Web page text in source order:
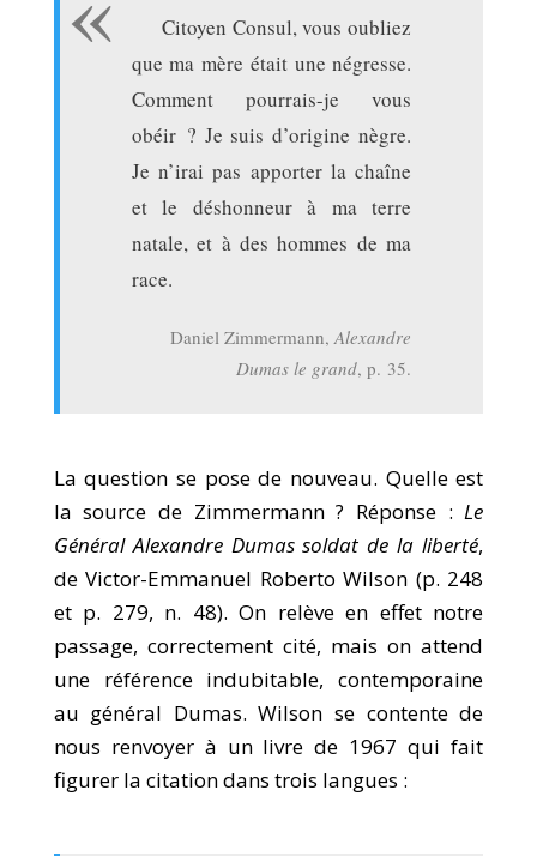
Citoyen Consul, vous oubliez
que ma mère était une négresse.
Comment pourrais-je vous
obéir ? Je suis d’origine nègre.
Je n’irai pas apporter la chaîne
et le déshonneur à ma terre
natale, et à des hommes de ma
race.
Daniel Zimmermann,Alexandre
Dumas le grand, p. 35.
La question se pose de nouveau. Quelle est
la source de Zimmermann ? Réponse :Le
Général Alexandre Dumas soldat de la liberté,
de Victor-Emmanuel Roberto Wilson (p. 248
et p. 279, n. 48). On relève en effet notre
passage, correctement cité, mais on attend
une référence indubitable, contemporaine
au général Dumas. Wilson se contente de
nous renvoyer à un livre de 1967 qui fait
figurer la citation dans trois langues :